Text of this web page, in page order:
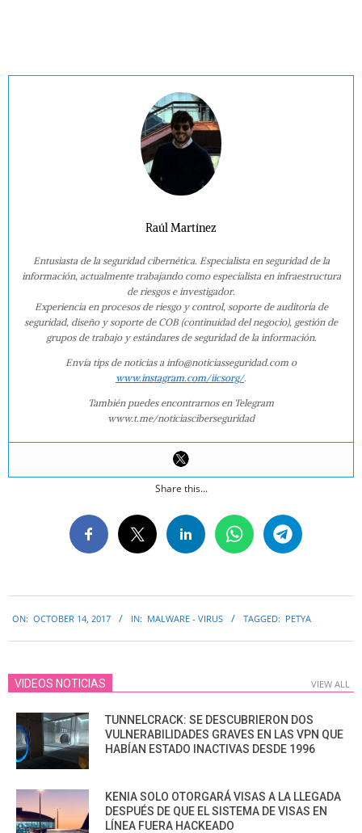
Raúl Martínez
Entusiasta de la seguridad cibernética. Especialista en seguridad de la
información, actualmente trabajando como especialista en infraestructura
de riesgos e investigador.
Experiencia en procesos de riesgo y control, soporte de auditoría de
seguridad, diseño y soporte de COB (continuidad del negocio), gestión de
grupos de trabajo y estándares de seguridad de la información.
Envía tips de noticias a info@noticiasseguridad.com o
www.instagram.com/iicsorg/.
También puedes encontrarnos en Telegram
www.t.me/noticiasciberseguridad
Share this...
10-
14
ON: OCTOBER 14, 2017 IN: MALWARE - VIRUS TAGGED: PETYA
VIDEOS NOTICIAS VIEW ALL
TUNNELCRACK: SE DESCUBRIERON DOS
VULNERABILIDADES GRAVES EN LAS VPN QUE
HABÍAN ESTADO INACTIVAS DESDE 1996
KENIA SOLO OTORGARÁ VISAS A LA LLEGADA
DESPUÉS DE QUE EL SISTEMA DE VISAS EN
LÍNEA FUERA HACKEADO